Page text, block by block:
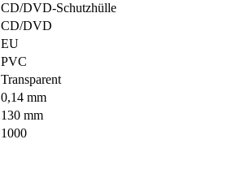
CD/DVD-Schutzhülle
CD/DVD
EU
PVC
Transparent
0,14 mm
130 mm
1000